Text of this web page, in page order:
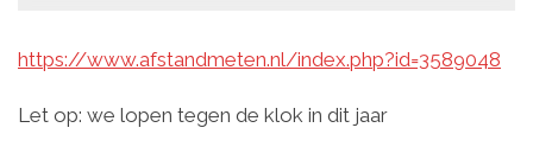
https://www.afstandmeten.nl/index.php?id=3589048
Let op: we lopen tegen de klok in dit jaar